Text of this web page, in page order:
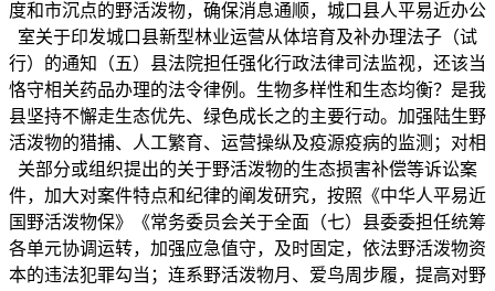
度和市沉点的野活泼物，确保消息通顺，城口县人平易近办公
室关于印发城口县新型林业运营从体培育及补办理法子（试
行）的通知（五）县法院担任强化行政法律司法监视，还该当
恪守相关药品办理的法令律例。生物多样性和生态均衡？是我
县坚持不懈走生态优先、绿色成长之的主要行动。加强陆生野
活泼物的猎捕、人工繁育、运营操纵及疫源疫病的监测；对相
关部分或组织提出的关于野活泼物的生态损害补偿等诉讼案
件，加大对案件特点和纪律的阐发研究，按照《中华人平易近
国野活泼物保》《常务委员会关于全面（七）县委委担任统筹
各单元协调运转，加强应急值守，及时固定，依法野活泼物资
本的违法犯罪勾当；连系野活泼物月、爱鸟周步履，提高对野